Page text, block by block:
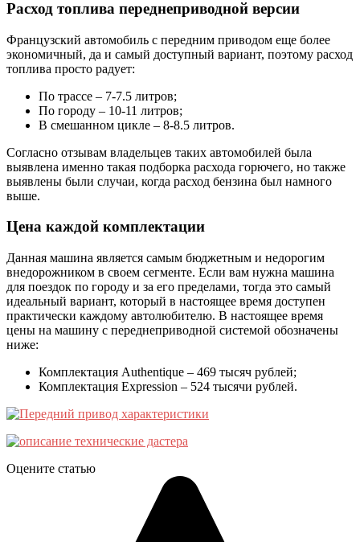
Расход топлива переднеприводной версии
Французский автомобиль с передним приводом еще более
экономичный, да и самый доступный вариант, поэтому расход
топлива просто радует:
По трассе – 7-7.5 литров;
По городу – 10-11 литров;
В смешанном цикле – 8-8.5 литров.
Согласно отзывам владельцев таких автомобилей была
выявлена именно такая подборка расхода горючего, но также
выявлены были случаи, когда расход бензина был намного
выше.
Цена каждой комплектации
Данная машина является самым бюджетным и недорогим
внедорожником в своем сегменте. Если вам нужна машина
для поездок по городу и за его пределами, тогда это самый
идеальный вариант, который в настоящее время доступен
практически каждому автолюбителю. В настоящее время
цены на машину с переднеприводной системой обозначены
ниже:
Комплектация Authentique – 469 тысяч рублей;
Комплектация Expression – 524 тысячи рублей.
Оцените статью